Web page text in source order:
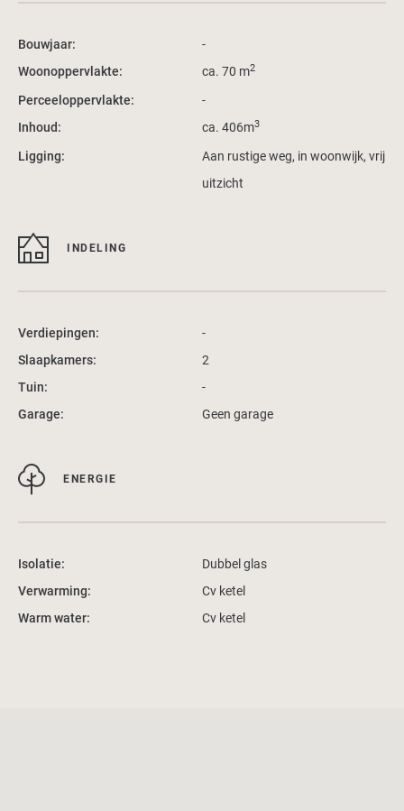
Bouwjaar:
-
Woonoppervlakte:
ca. 70 m2
Perceeloppervlakte:
-
Inhoud:
ca. 406m3
Ligging:
Aan rustige weg, in woonwijk, vrij
uitzicht
INDELING
Verdiepingen:
-
Slaapkamers:
2
Tuin:
-
Garage:
Geen garage
ENERGIE
Isolatie:
Dubbel glas
Verwarming:
Cv ketel
Warm water:
Cv ketel